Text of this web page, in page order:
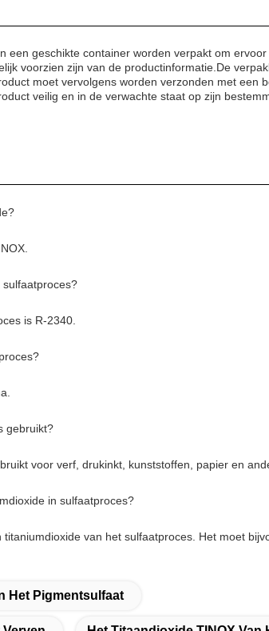
een geschikte container worden verpakt om
voorzien zijn van de productinformatie.De
moet vervolgens worden verzonden met een
veilig en in de verwachte staat op zijn
is R-2340.
gebruikt?
voor verf, drukinkt, kunststoffen, papier en
in sulfaatproces?
van het sulfaatproces. Het moet
Het Pigmentsulfaat